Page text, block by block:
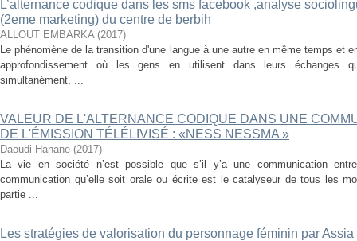
L’alternance codique dans les sms facebook ,analyse
(2eme marketing) du centre de berbih
ALLOUT EMBARKA (2017)
Le phénomène de la transition d'une langue à une autre en même temps et
approfondissement où les gens en utilisent dans leurs échanges
simultanément, ...
VALEUR DE L'ALTERNANCE CODIQUE DANS UNE
DE L'ÉMISSION TÉLÉLIVISÉ : «NESS NESSMA »
Daoudi Hanane (2017)
La vie en société n’est possible que s’il y’a une communication
communication qu’elle soit orale ou écrite est le catalyseur de tous les
partie ...
Les stratégies de valorisation du personnage féminin par